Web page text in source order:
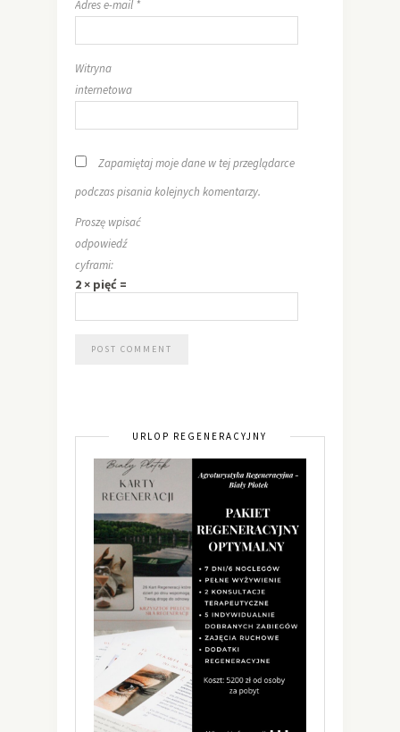
Adres e-mail *
Witryna
internetowa
Zapamiętaj moje dane w tej przeglądarce
podczas pisania kolejnych komentarzy.
Proszę wpisać
odpowiedź
cyframi:
2 × pięć =
URLOP REGENERACYJNY